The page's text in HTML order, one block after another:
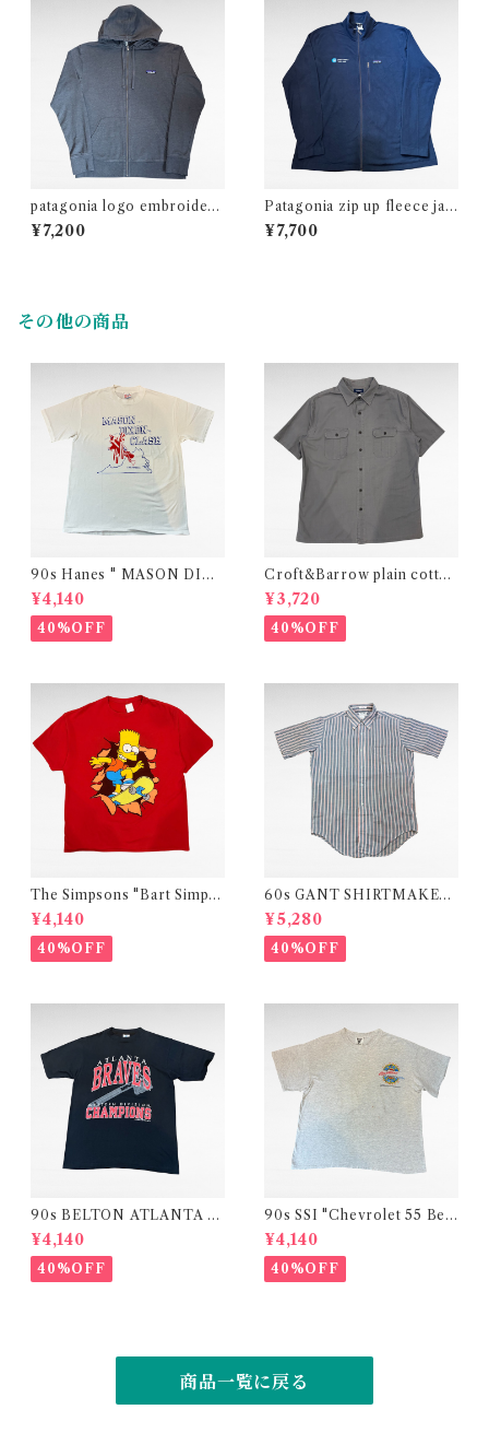
patagonia logo embroidery
zip up sweat parka
¥7,200
Patagonia zip up fleece jac
ket（big size）
¥7,700
その他の商品
90s Hanes " MASON DIXO
N CLASH"print t-shirt (ma
de in USA)
¥4,140
40%OFF
Croft&Barrow plain cotton
shirt
¥3,720
40%OFF
The Simpsons "Bart Simps
on" official print t-shirt
¥4,140
40%OFF
60s GANT SHIRTMAKER
S" The Hugger" stripe shir
t
¥5,280
40%OFF
90s BELTON ATLANTA B
RAVES "WESTERN DIVISI
ON CHAMPIONS "print t-
shirt
¥4,140
40%OFF
90s SSI "Chevrolet 55 Bel
Air" print t-shirt (made in
USA)
¥4,140
40%OFF
商品一覧に戻る